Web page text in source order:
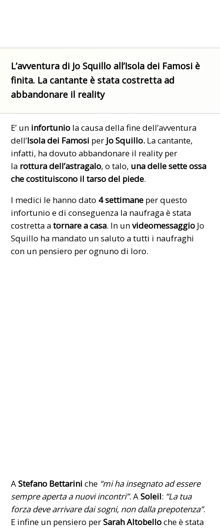
L’avventura di Jo Squillo all’Isola dei Famosi è
finita. La cantante è stata costretta ad
abbandonare il reality
E’ un infortunio la causa della fine dell’avventura
dell’Isola dei Famosi per Jo Squillo. La cantante,
infatti, ha dovuto abbandonare il reality per
la rottura dell’astragalo, o talo, una delle sette ossa
che costituiscono il tarso del piede.
I medici le hanno dato 4 settimane per questo
infortunio e di conseguenza la naufraga è stata
costretta atornare a casa. In unvideomessaggio Jo
Squillo ha mandato un saluto a tutti i naufraghi
con un pensiero per ognuno di loro.
AStefano Bettarini che “mi ha insegnato ad essere
sempre aperta a nuovi incontri”. ASoleil: “La tua
forza deve arrivare dai sogni, non dalla prepotenza”.
E infine un pensiero perSarah Altobelloche è stata